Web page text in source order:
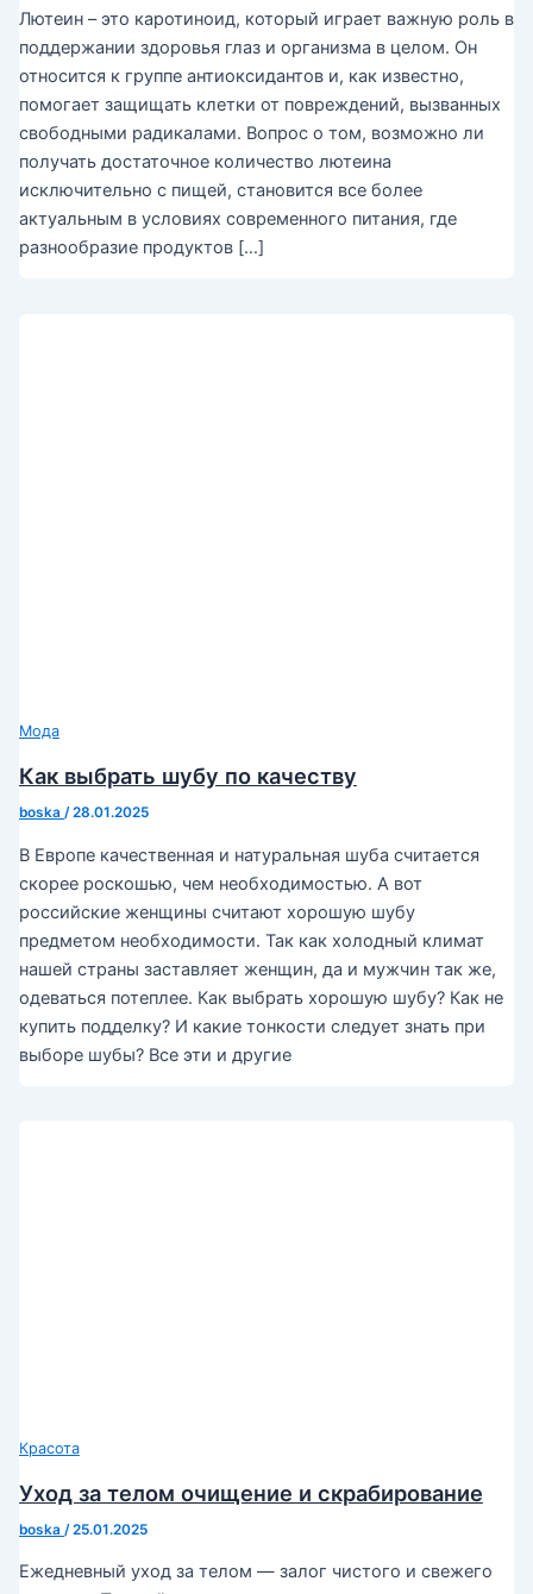
Лютеин – это каротиноид, который играет важную роль в
поддержании здоровья глаз и организма в целом. Он
относится к группе антиоксидантов и, как известно,
помогает защищать клетки от повреждений, вызванных
свободными радикалами. Вопрос о том, возможно ли
получать достаточное количество лютеина
исключительно с пищей, становится все более
актуальным в условиях современного питания, где
разнообразие продуктов […]
Мода
Как выбрать шубу по качеству
boska /28.01.2025
В Европе качественная и натуральная шуба считается
скорее роскошью, чем необходимостью. А вот
российские женщины считают хорошую шубу
предметом необходимости. Так как холодный климат
нашей страны заставляет женщин, да и мужчин так же,
одеваться потеплее. Как выбрать хорошую шубу? Как не
купить подделку? И какие тонкости следует знать при
выборе шубы? Все эти и другие
Красота
Уход за телом очищение и скрабирование
boska /25.01.2025
Ежедневный уход за телом — залог чистого и свежего